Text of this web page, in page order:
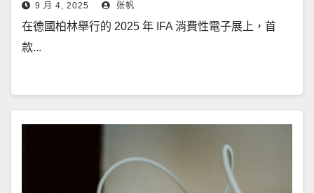
9 月 4, 2025 张帆
在德國柏林舉行的 2025 年 IFA 消費性電子展上，首
款...